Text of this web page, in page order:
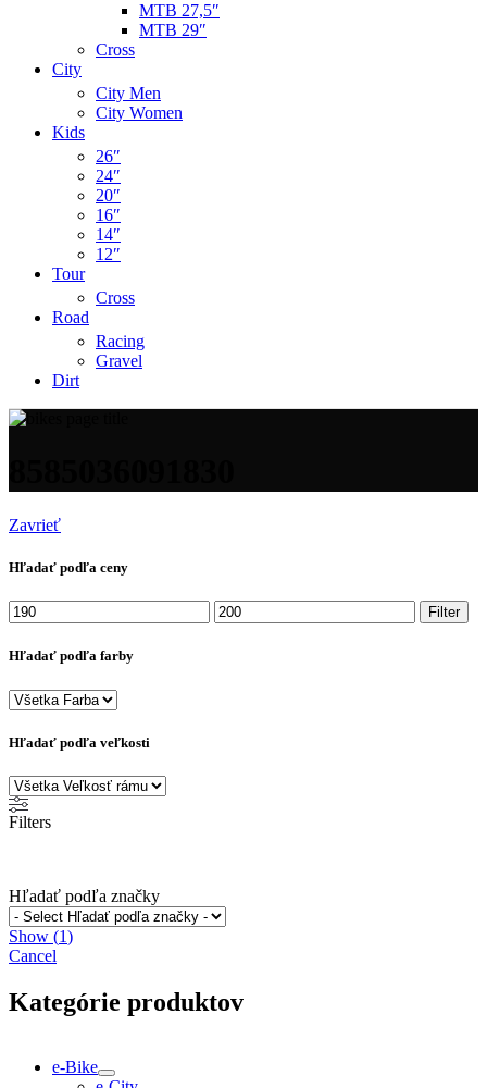
MTB 27,5″
MTB 29″
Cross
City
City Men
City Women
Kids
26″
24″
20″
16″
14″
12″
Tour
Cross
Road
Racing
Gravel
Dirt
Zavrieť
Hľadať podľa ceny
Minimálna
cena
Maximálna
cena
Filter
Hľadať podľa farby
Hľadať podľa veľkosti
Filters
Hľadať podľa značky
Show (1)
Cancel
Kategórie produktov
e-Bike